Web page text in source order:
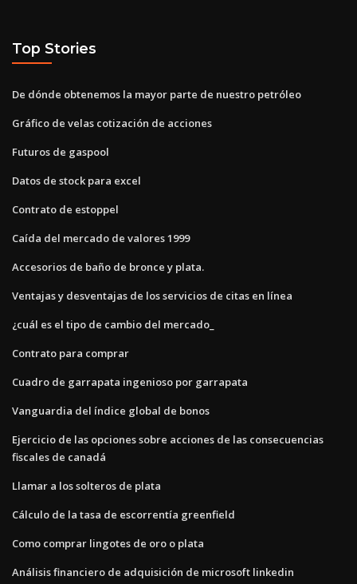
Top Stories
De dónde obtenemos la mayor parte de nuestro petróleo
Gráfico de velas cotización de acciones
Futuros de gaspool
Datos de stock para excel
Contrato de estoppel
Caída del mercado de valores 1999
Accesorios de baño de bronce y plata.
Ventajas y desventajas de los servicios de citas en línea
¿cuál es el tipo de cambio del mercado_
Contrato para comprar
Cuadro de garrapata ingenioso por garrapata
Vanguardia del índice global de bonos
Ejercicio de las opciones sobre acciones de las consecuencias
fiscales de canadá
Llamar a los solteros de plata
Cálculo de la tasa de escorrentía greenfield
Como comprar lingotes de oro o plata
Análisis financiero de adquisición de microsoft linkedin